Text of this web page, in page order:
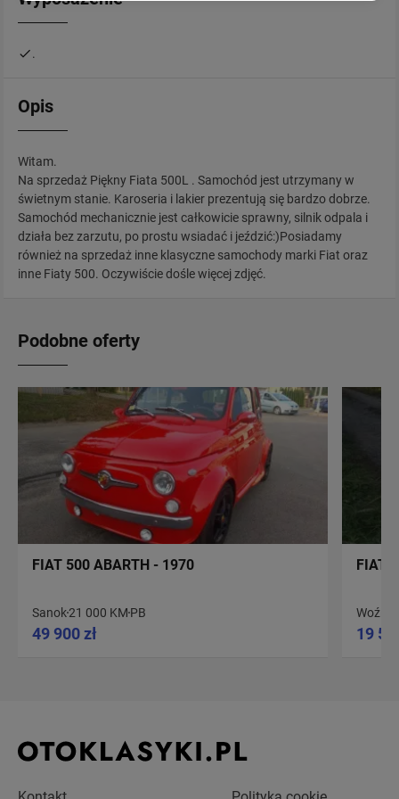
.
Opis
Witam.
Na sprzedaż Piękny Fiata 500L . Samochód jest utrzymany w
świetnym stanie. Karoseria i lakier prezentują się bardzo dobrze.
Samochód mechanicznie jest całkowicie sprawny, silnik odpala i
działa bez zarzutu, po prostu wsiadać i jeździć:)Posiadamy
również na sprzedaż inne klasyczne samochody marki Fiat oraz
inne Fiaty 500. Oczywiście dośle więcej zdjęć.
Podobne oferty
FIAT 500 ABARTH - 1970
Sanok21 000 KM PB
49 900 zł
FIAT
Woźniki
19